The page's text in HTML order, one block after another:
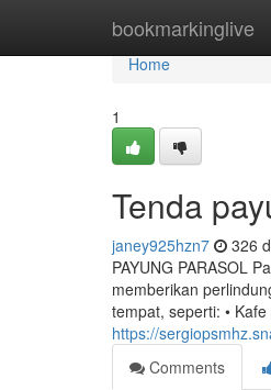
bookmarkinglive
Home
Home
1
Tenda
janey925hzn7 326
PAYUNG PARASOL
memberikan
tempat, seperti: •
https://
Comments